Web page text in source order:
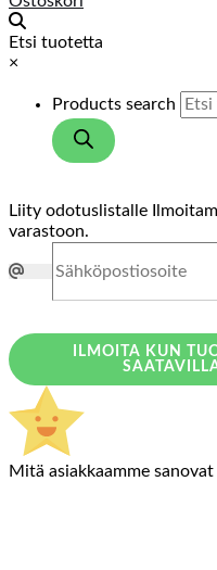
Etsi tuotetta
×
Products search
Liity odotuslistalle
varastoon.
ILMOITA KUN
Mitä asiakkaamme sanovat